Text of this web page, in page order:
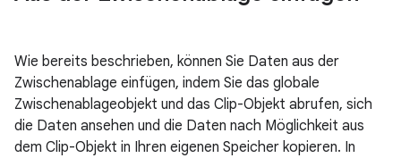
Wie bereits beschrieben, können Sie Daten aus der
Zwischenablage einfügen, indem Sie das globale
Zwischenablageobjekt und das Clip-Objekt abrufen, sich
die Daten ansehen und die Daten nach Möglichkeit aus
dem Clip-Objekt in Ihren eigenen Speicher kopieren. In